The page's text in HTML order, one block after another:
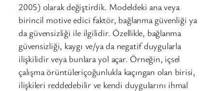
2005) olarak değiştirdik. Modeldeki ana veya
birincil motive edici faktör, bağlanma güvenliği ya
da güvensizliği ile ilgilidir. Özellikle, bağlanma
güvensizliği, kaygı ve/ya da negatif duygularla
ilişkilidir veya bunlara yol açar. Örneğin, içsel
çalışma örüntüleriçoğunlukla kaçıngan olan birisi,
ilişkileri reddedebilir ve kendi duygularını ihmal